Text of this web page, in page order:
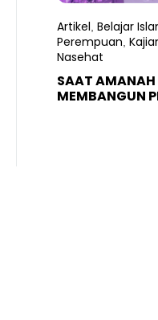
Artikel Belajar
Perempuan
Nasehat
SAAT
MEMBANGUN